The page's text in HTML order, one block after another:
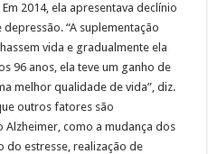
2014, ela apresentava declínio
“A suplementação
vida e gradualmente ela
96 anos, ela teve um ganho de
melhor qualidade de vida”, diz.
outros fatores são
como a mudança dos
do estresse, realização de